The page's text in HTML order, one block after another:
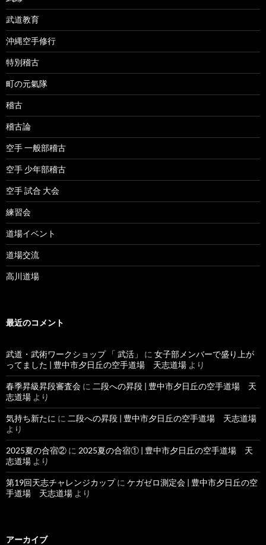
武道教育
沖縄空手修行
特別稽古
町の元氣隊
稽古
稽古論
空手 一般部稽古
空手 少年部稽古
空手 試合 大会
練習会
道場イベント
道場交流
高川道場
最近のコメント
武道・武術ワークショップ 「 武活」 に 女子部メンバーで盛り上が
ってました | 豊中市夕日丘の空手道場 天志道場 より
春季昇級昇段審査会 に 二段への昇段 | 豊中市夕日丘の空手道場 天
志道場 より
気持ち新たに に 二段への昇段 | 豊中市夕日丘の空手道場 天志道場
より
2025夏の合宿② に 2025夏の合宿① | 豊中市夕日丘の空手道場 天
志道場 より
第19回天志チャレンジカップに ケガゼロ測定会 | 豊中市夕日丘の空
手道場 天志道場 より
アーカイブ